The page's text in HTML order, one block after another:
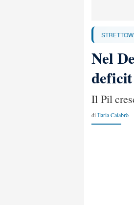
Nel
Il Pil
di Ilaria Calabrò